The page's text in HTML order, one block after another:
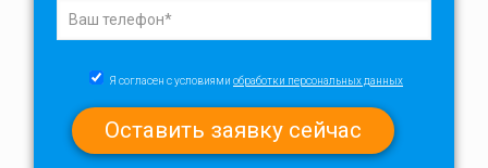
Я согласен с условиями обработки персональных данных